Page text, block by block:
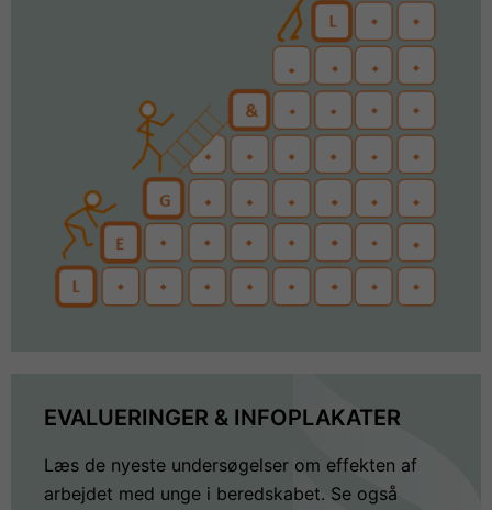
EVALUERINGER & INFOPLAKATER
Læs de nyeste undersøgelser om effekten af
arbejdet med unge i beredskabet. Se også